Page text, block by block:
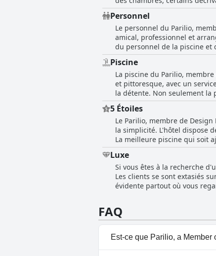
déjeuner vous attend au
détail ayant été pris en
bâtiment principal et des
chambres. Le personnel est
chaises longues et des
pour se détendre. Les suites
Personnel
Le personnel du Parilio,
amical, professionnel et
du personnel de la piscine et
besoins. Le service est
visible et professionnel.
commentaires sur le
Piscine
La piscine du Parilio,
et pittoresque, avec un
la détente. Non seulement la
délicieux en-cas qui y sont
ne tarissent pas d'éloges sur
de faire des longueurs pour
5 Étoiles
Le Parilio, membre de
la simplicité. L'hôtel dispose
La meilleure piscine qui soit
ne soit pas irréprochable,
commentaires sont
ambiance paisible. Le
l'ensemble, le Parilio est un
Luxe
Si vous êtes à la recherche
Les clients se sont extasiés
évidente partout où vous
encore des progrès à faire
de visite incontournable pour
FAQ
Est-ce que Parilio, a